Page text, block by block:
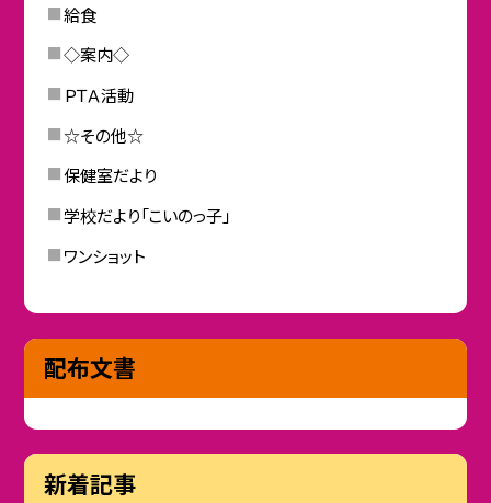
給食
◇案内◇
ＰＴＡ活動
☆その他☆
保健室だより
学校だより「こいのっ子」
ワンショット
配布文書
新着記事